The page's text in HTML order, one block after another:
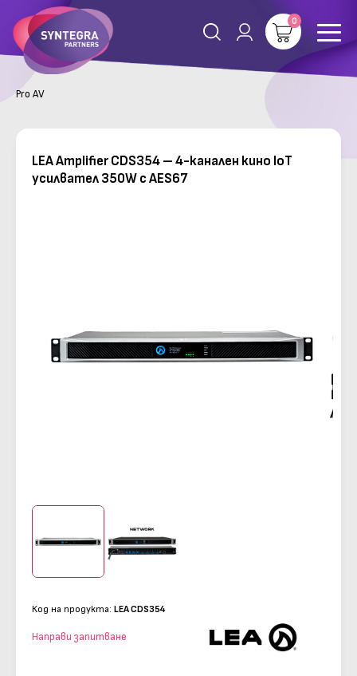
0
Pro AV
LEA Amplifier CDS354 – 4-канален кино IoT
усилвател 350W с AES67
Код на продукта: LEA CDS354
Направи запитване